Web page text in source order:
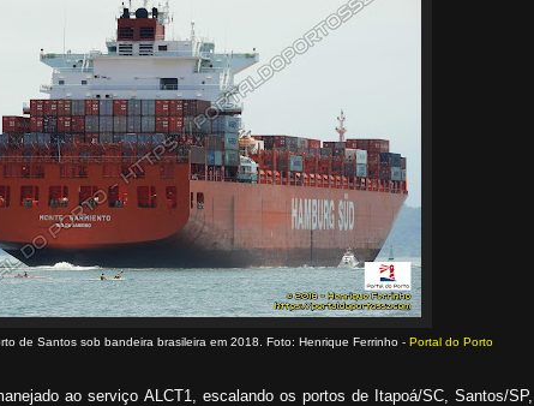
de Santos sob bandeira brasileira em 2018. Foto: Henrique Ferrinho - Portal do Porto
ao serviço ALCT1, escalando os portos de Itapoá/SC, Santos/SP,